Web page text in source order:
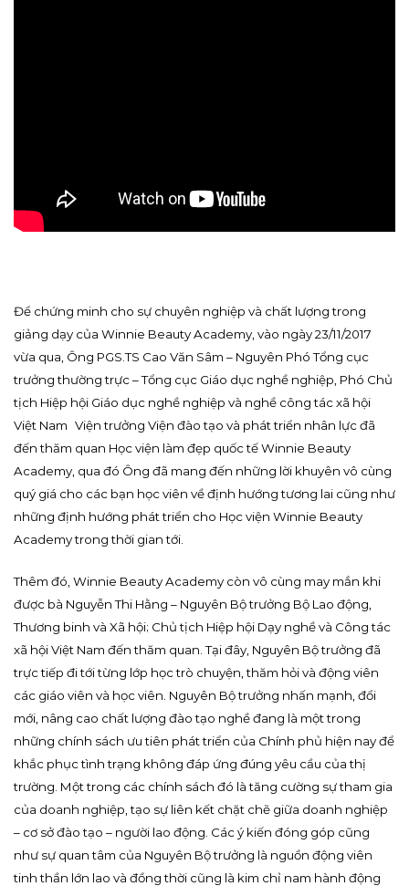
Để chứng minh cho sự chuyên nghiệp và chất lượng trong
giảng dạy của Winnie Beauty Academy, vào ngày 23/11/2017
vừa qua, Ông PGS.TS Cao Văn Sâm – Nguyên Phó Tổng cục
trưởng thường trực – Tổng cục Giáo dục nghề nghiệp, Phó Chủ
tịch Hiệp hội Giáo dục nghề nghiệp và nghề công tác xã hội
Việt Nam Viện trưởng Viện đào tạo và phát triển nhân lực đã
đến thăm quan Học viện làm đẹp quốc tế Winnie Beauty
Academy, qua đó Ông đã mang đến những lời khuyên vô cùng
quý giá cho các bạn học viên về định hướng tương lai cũng như
những định hướng phát triển cho Học viện Winnie Beauty
Academy trong thời gian tới.
Thêm đó, Winnie Beauty Academy còn vô cùng may mắn khi
được bà Nguyễn Thi Hằng – Nguyên Bộ trưởng Bộ Lao động,
Thương binh và Xã hội; Chủ tịch Hiệp hội Dạy nghề và Công tác
xã hội Việt Nam đến thăm quan. Tại đây, Nguyên Bộ trưởng đã
trực tiếp đi tới từng lớp học trò chuyện, thăm hỏi và động viên
các giáo viên và học viên. Nguyên Bộ trưởng nhấn mạnh, đổi
mới, nâng cao chất lượng đào tạo nghề đang là một trong
những chính sách ưu tiên phát triển của Chính phủ hiện nay để
khắc phục tình trạng không đáp ứng đúng yêu cầu của thị
trường. Một trong các chính sách đó là tăng cường sự tham gia
của doanh nghiệp, tạo sự liên kết chặt chẽ giữa doanh nghiệp
– cơ sở đào tạo – người lao động. Các ý kiến đóng góp cũng
như sự quan tâm của Nguyên Bộ trưởng là nguồn động viên
tinh thần lớn lao và đồng thời cũng là kim chỉ nam hành động